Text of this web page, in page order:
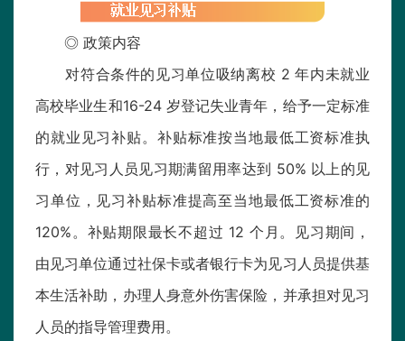
◎ 政策内容
对符合条件的见习单位吸纳离校 2 年内未就业
高校毕业生和16-24 岁登记失业青年，给予一定标准
的就业见习补贴。补贴标准按当地最低工资标准执
行，对见习人员见习期满留用率达到 50% 以上的见
习单位，见习补贴标准提高至当地最低工资标准的
120%。补贴期限最长不超过 12 个月。见习期间，
由见习单位通过社保卡或者银行卡为见习人员提供基
本生活补助，办理人身意外伤害保险，并承担对见习
人员的指导管理费用。